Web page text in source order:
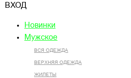
ВХОД
Новинки
Мужское
ВСЯ ОДЕЖДА
ВЕРХНЯЯ ОДЕЖДА
ЖИЛЕТЫ